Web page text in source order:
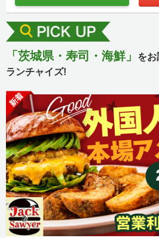
「茨城県・寿司・海鮮」
をお
ランチャイズ!
新着